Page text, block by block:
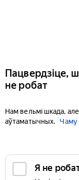
Пацвердзіце,
не робат
Нам вельмі шкада,
аўтаматычных.
Чаму
Я не